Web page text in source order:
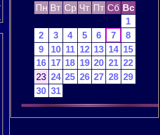
Пн Вт Ср Чт Пт Сб Вс
1
2
3 4 5 6 7
8
9
10 11 12 13 14 15
16 17 18 19 20 21 22
23 24 25 26 27 28 29
30 31